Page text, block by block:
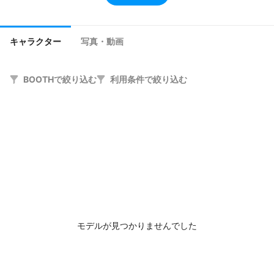
キャラクター 写真・動画
BOOTHで絞り込む 利用条件で絞り込む
モデルが見つかりませんでした